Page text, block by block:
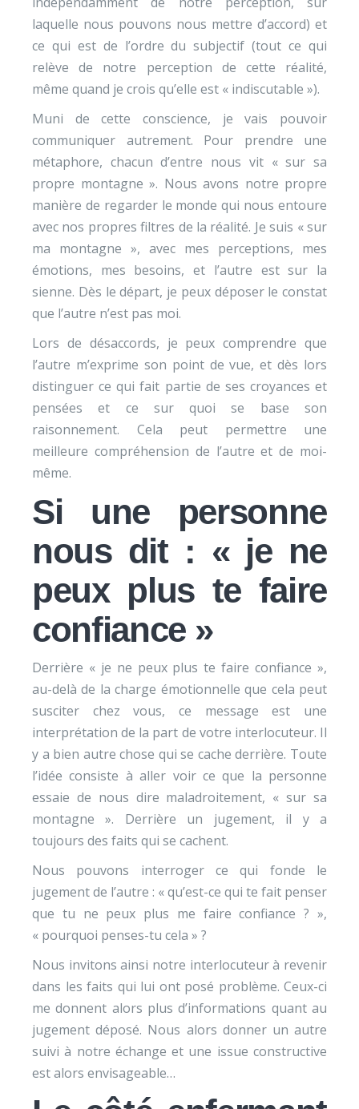
laquelle nous pouvons nous mettre d’accord) et
ce qui est de l’ordre du subjectif (tout ce qui
relève de notre perception de cette réalité,
même quand je crois qu’elle est « indiscutable »).
Muni de cette conscience, je vais pouvoir
communiquer autrement. Pour prendre une
métaphore, chacun d’entre nous vit « sur sa
propre montagne ». Nous avons notre propre
manière de regarder le monde qui nous entoure
avec nos propres filtres de la réalité. Je suis « sur
ma montagne », avec mes perceptions, mes
émotions, mes besoins, et l’autre est sur la
sienne. Dès le départ, je peux déposer le constat
que l’autre n’est pas moi.
Lors de désaccords, je peux comprendre que
l’autre m’exprime son point de vue, et dès lors
distinguer ce qui fait partie de ses croyances et
pensées et ce sur quoi se base son
raisonnement. Cela peut permettre une
meilleure compréhension de l’autre et de moi-
même.
Si une personne
nous dit : « je ne
peux plus te faire
confiance »
Derrière « je ne peux plus te faire confiance »,
au-delà de la charge émotionnelle que cela peut
susciter chez vous, ce message est une
interprétation de la part de votre interlocuteur. Il
y a bien autre chose qui se cache derrière. Toute
l’idée consiste à aller voir ce que la personne
essaie de nous dire maladroitement, « sur sa
montagne ». Derrière un jugement, il y a
toujours des faits qui se cachent.
Nous pouvons interroger ce qui fonde le
jugement de l’autre : « qu’est-ce qui te fait penser
que tu ne peux plus me faire confiance ? »,
« pourquoi penses-tu cela » ?
Nous invitons ainsi notre interlocuteur à revenir
dans les faits qui lui ont posé problème. Ceux-ci
me donnent alors plus d’informations quant au
jugement déposé. Nous alors donner un autre
suivi à notre échange et une issue constructive
est alors envisageable…